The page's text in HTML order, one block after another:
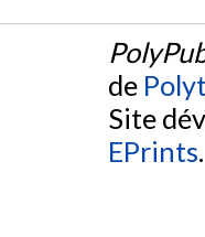
de
Site
EPrints.